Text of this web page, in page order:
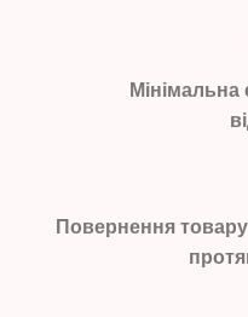
Повернення